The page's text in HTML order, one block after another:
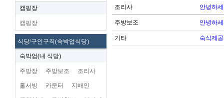
캠핑장
캠핑장
식당/구인구직(숙박업식당)
숙박업(내 식당)
주방장 주방보조 조리사
홀서빙 카운터 지배인
조리사 안녕하
주방보조 안녕하
기타 숙식제